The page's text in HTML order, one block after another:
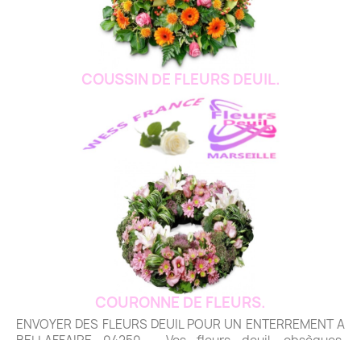
COUSSIN DE FLEURS DEUIL.
COURONNE DE FLEURS.
ENVOYER DES FLEURS DEUIL POUR UN ENTERREMENT A